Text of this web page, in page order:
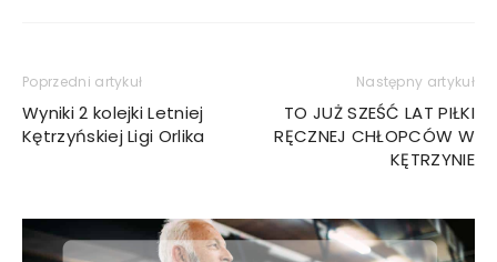
Poprzedni artykuł
Wyniki 2 kolejki Letniej
Kętrzyńskiej Ligi Orlika
Następny artykuł
TO JUŻ SZEŚĆ LAT PIŁKI
RĘCZNEJ CHŁOPCÓW W
KĘTRZYNIE